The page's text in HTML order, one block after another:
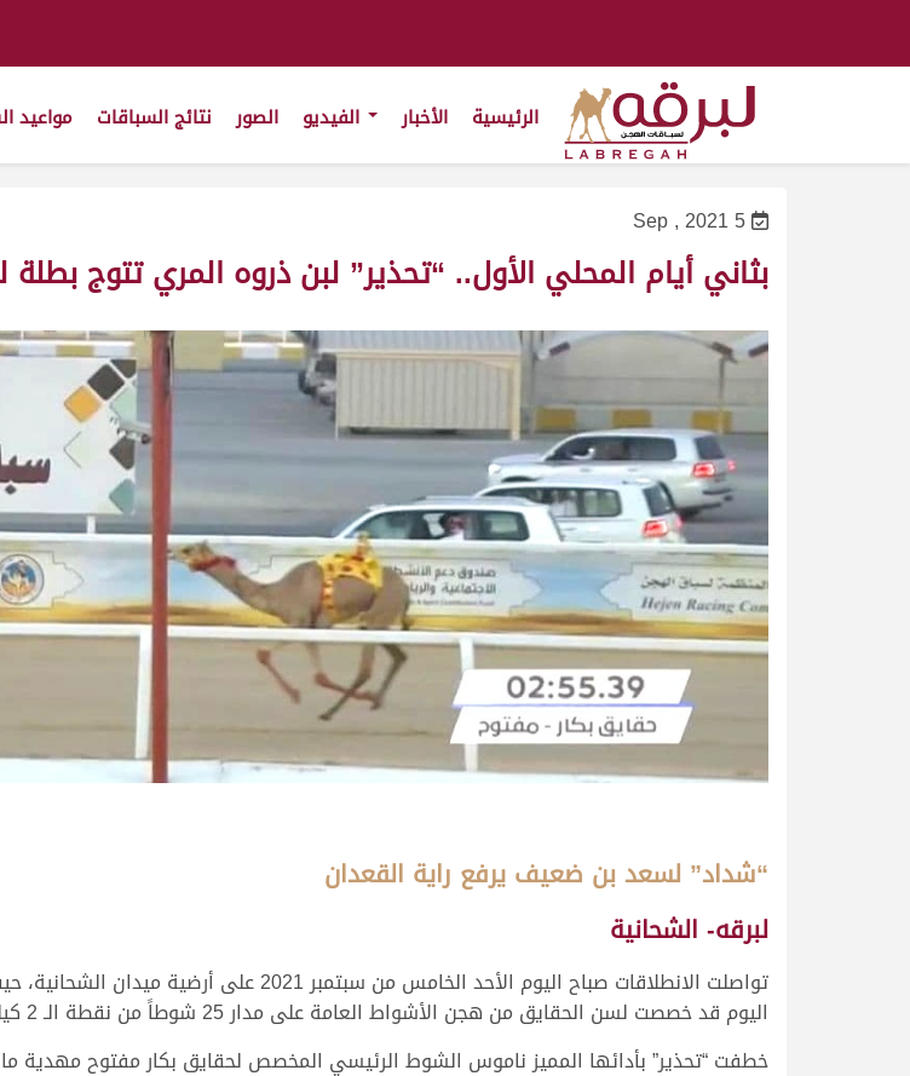
الرئيسية الأخبار الصور نتائج السباقات مواعيد
5 Sep , 2021
بثاني أيام المحلي الأول.. “تحذير” لبن ذروه المري تتوج بطلة
“شداد” لسعد بن ضعيف يرفع راية القعدان
لبرقه- الشحانية
اليوم قد خصصت لسن الحقايق من هجن الأشواط العامة على مدار 25 شوطاً من نقطة الـ 2 كيلو..
خطفت “تحذير” بأدائها المميز ناموس الشوط الرئيسي المخصص لحقايق بكار مفتوح مهدية